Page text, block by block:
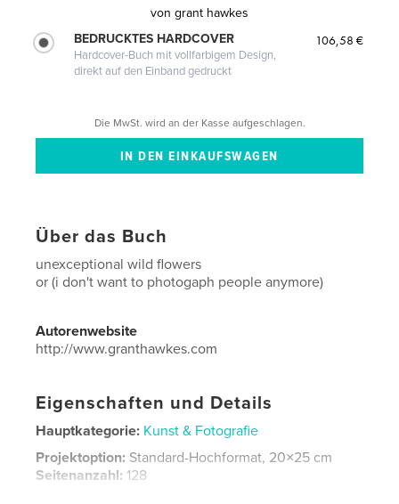
von grant hawkes
BEDRUCKTES HARDCOVER
Hardcover-Buch mit vollfarbigem Design,
direkt auf den Einband gedruckt
106,58 €
Die MwSt. wird an der Kasse aufgeschlagen.
Über das Buch
unexceptional wild flowers
or (i don't want to photogaph people anymore)
Autorenwebsite
http://www.granthawkes.com
Eigenschaften und Details
Hauptkategorie: Kunst & Fotografie
Projektoption: Standard-Hochformat, 20×25 cm
Seitenanzahl: 128